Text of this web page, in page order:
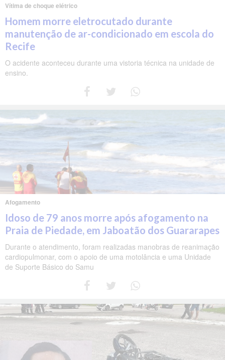
Vítima de choque elétrico
Homem morre eletrocutado durante
manutenção de ar-condicionado em escola do
Recife
O acidente aconteceu durante uma vistoria técnica na unidade de
ensino.
Afogamento
Idoso de 79 anos morre após afogamento na
Praia de Piedade, em Jaboatão dos Guararapes
Durante o atendimento, foram realizadas manobras de reanimação
cardiopulmonar, com o apoio de uma motolância e uma Unidade
de Suporte Básico do Samu